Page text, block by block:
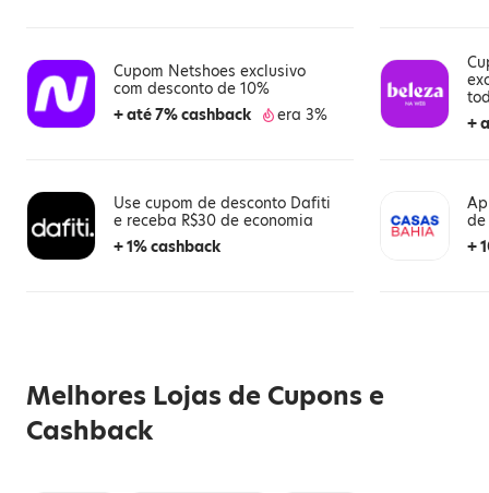
Cupom Netshoes exclusivo
com desconto de 10%
+ até 7% cashback
era 3%
Use cupom de desconto Dafiti
e receba R$30 de economia
+ 1% cashback
+
de
+
Melhores Lojas de Cupons e
Cashback